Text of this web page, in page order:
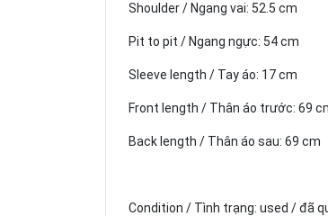
Shoulder / Ngang vai: 52.5 cm
Pit to pit / Ngang ngực: 54 cm
Sleeve length / Tay áo: 17 cm
Front length / Thân áo trước: 69
Back length / Thân áo sau: 69 cm
Condition / Tình trạng: used / đã